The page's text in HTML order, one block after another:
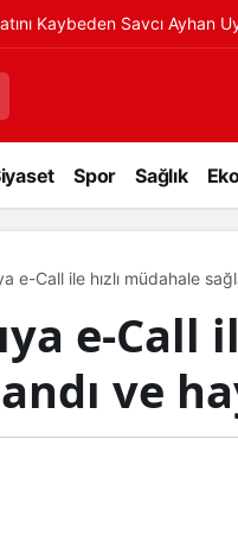
Kaybeden Savcı Ayhan
Spor Sağlık
e-Call ile hızlı müdahale
e-Call
ve